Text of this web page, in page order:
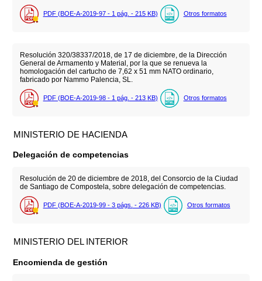
PDF (BOE-A-2019-97 - 1 pág. - 215 KB) Otros formatos
Resolución 320/38337/2018, de 17 de diciembre, de la Dirección
General de Armamento y Material, por la que se renueva la
homologación del cartucho de 7,62 x 51 mm NATO ordinario,
fabricado por Nammo Palencia, SL.
PDF (BOE-A-2019-98 - 1 pág. - 213 KB) Otros formatos
MINISTERIO DE HACIENDA
Delegación de competencias
Resolución de 20 de diciembre de 2018, del Consorcio de la Ciudad
de Santiago de Compostela, sobre delegación de competencias.
PDF (BOE-A-2019-99 - 3 págs. - 226 KB) Otros formatos
MINISTERIO DEL INTERIOR
Encomienda de gestión